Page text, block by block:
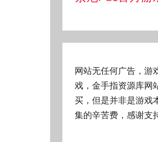
网站无任何广告，游
戏，金手指资源库网
买，但是并非是游戏
集的辛苦费，感谢支